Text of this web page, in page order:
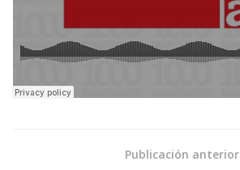
Publicación anterior